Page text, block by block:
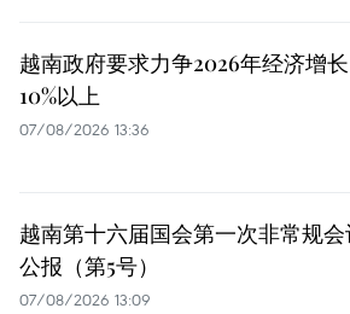
越南政府要求力争2026年经济增长
10%以上
07/08/2026 13:36
越南第十六届国会第一次非常规会
公报（第5号）
07/08/2026 13:09